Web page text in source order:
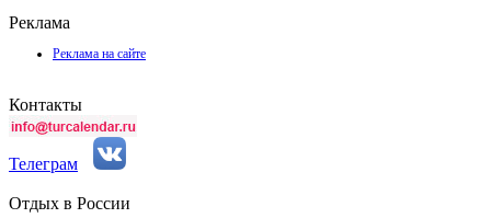
Реклама
Реклама на сайте
Контакты
Телеграм
Отдых в России